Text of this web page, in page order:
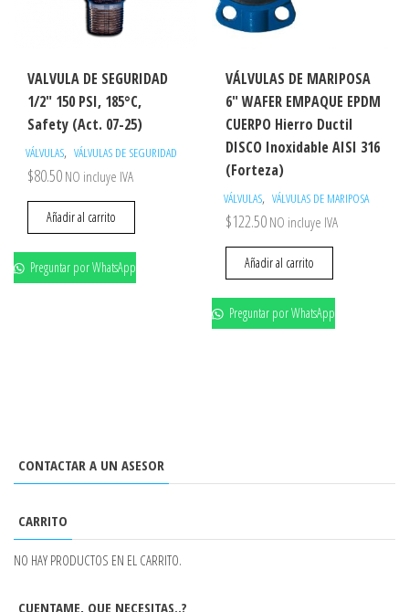
VALVULA DE SEGURIDAD
1/2″ 150 PSI, 185°C,
Safety (Act. 07-25)
VÁLVULAS, VÁLVULAS DE SEGURIDAD
$80.50 NO incluye IVA
Añadir al carrito
Preguntar por WhatsApp
VÁLVULAS DE MARIPOSA
6″ WAFER EMPAQUE EPDM
CUERPO Hierro Ductil
DISCO Inoxidable AISI 316
(Forteza)
VÁLVULAS, VÁLVULAS DE MARIPOSA
$122.50 NO incluye IVA
Añadir al carrito
Preguntar por WhatsApp
CONTACTAR A UN ASESOR
CARRITO
NO HAY PRODUCTOS EN EL CARRITO.
CUENTAME, QUE NECESITAS..?